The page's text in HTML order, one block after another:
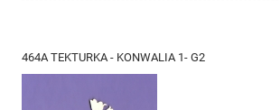
464A TEKTURKA - KONWALIA 1- G2